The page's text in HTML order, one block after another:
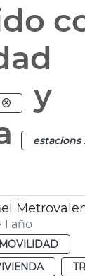
y
estacions
año
MOVILIDAD